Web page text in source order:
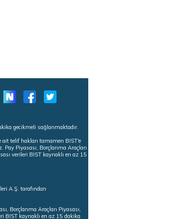
gecikmeli sağlanmaktadır.
ait telif hakları tamamen BIST'e
Pay Piyasası, Borçlanma Araçları
verileri BIST kaynaklı en az 15
A.Ş. tarafından
Borçlanma Araçları Piyasası,
BIST kaynaklı en az 15 dakika